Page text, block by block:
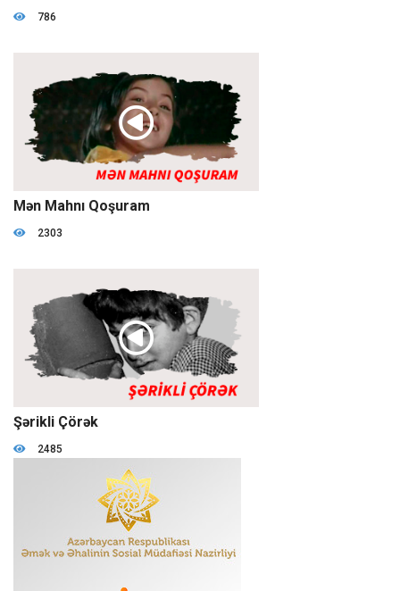
786
1:15:13
Mən Mahnı Qoşuram
2303
Şərikli Çörək
2485